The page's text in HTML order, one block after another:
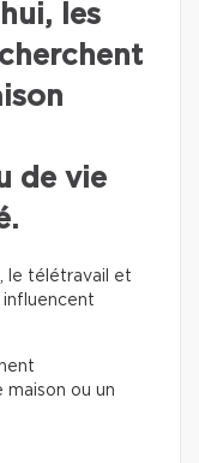
les
de vie
le télétravail et
influencent
maison ou un